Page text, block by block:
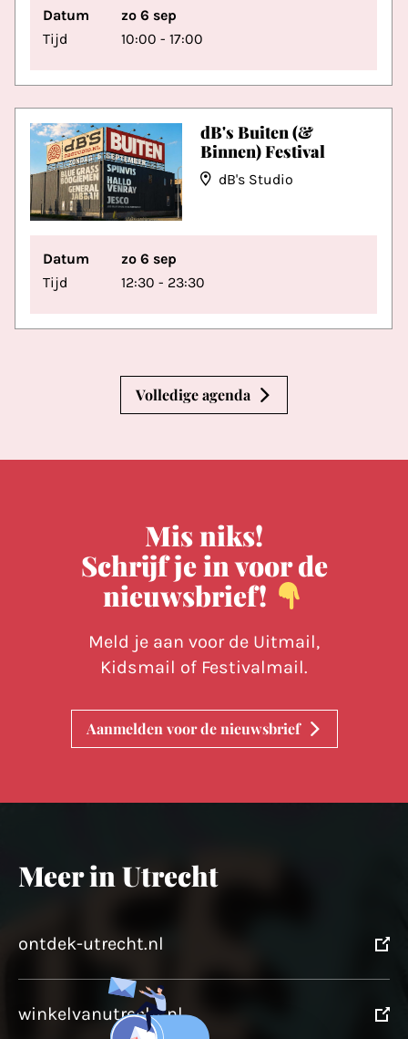
Datum
zo 6 sep
Tijd
10:00 - 17:00
dB's Buiten (&
Binnen) Festival
dB's Studio
Datum
zo 6 sep
Tijd
12:30 - 23:30
Volledige agenda
Mis niks!
Schrijf je in voor de
nieuwsbrief!
Meld je aan voor de Uitmail,
Kidsmail of Festivalmail.
Aanmelden voor de nieuwsbrief
Meer in Utrecht
ontdek-utrecht.nl
winkelvanutrecht.nl